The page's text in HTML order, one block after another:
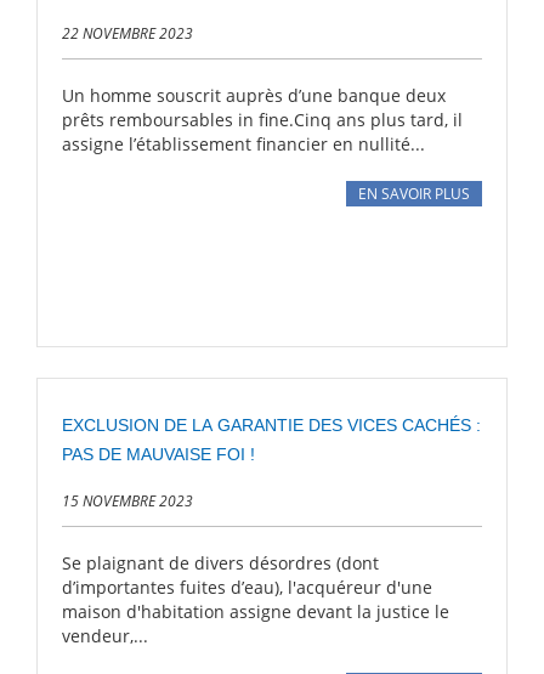
22 NOVEMBRE 2023
Un homme souscrit auprès d’une banque deux
prêts remboursables in fine.Cinq ans plus tard, il
assigne l’établissement financier en nullité...
EN SAVOIR PLUS
EXCLUSION DE LA GARANTIE DES VICES CACHÉS :
PAS DE MAUVAISE FOI !
15 NOVEMBRE 2023
Se plaignant de divers désordres (dont
d’importantes fuites d’eau), l'acquéreur d'une
maison d'habitation assigne devant la justice le
vendeur,...